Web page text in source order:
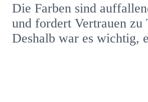
Die Farben sind
und fordert Vertrauen
Deshalb war es wichtig,